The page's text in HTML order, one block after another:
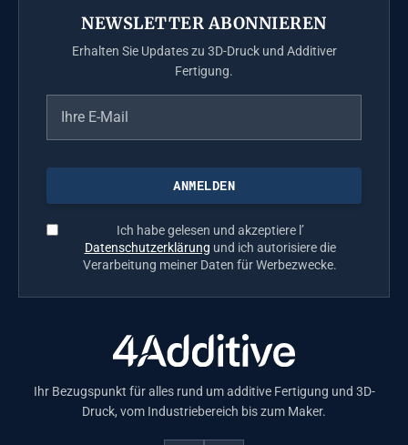
NEWSLETTER ABONNIEREN
Erhalten Sie Updates zu 3D-Druck und Additiver
Fertigung.
Ich habe gelesen und akzeptiere l’
Datenschutzerklärung und ich autorisiere die
Verarbeitung meiner Daten für Werbezwecke.
Ihr Bezugspunkt für alles rund um additive Fertigung und 3D-
Druck, vom Industriebereich bis zum Maker.